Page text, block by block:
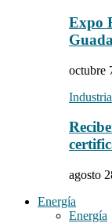
Expo
octubre
Industria
agosto
Energía
Energía